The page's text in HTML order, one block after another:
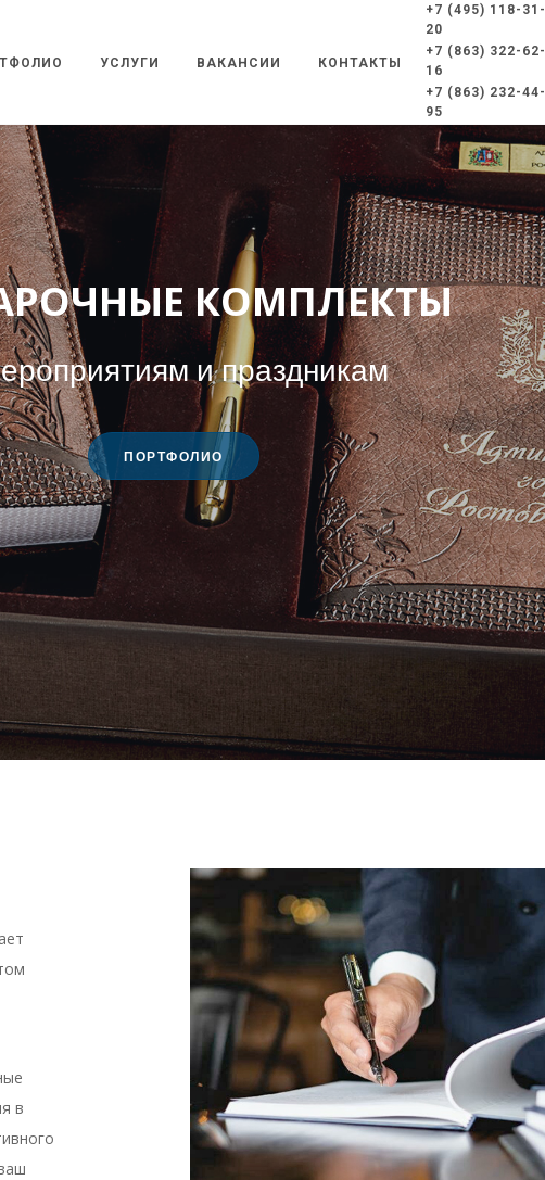
УСЛУГИ ВАКАНСИИ КОНТАКТЫ
+7 (495) 118-31-
20
+7 (863) 322-62-
16
+7 (863) 232-44-
95
ПОЛИГРАФИЯ
для вашего имиджа
ПОРТФОЛИО
в
Предыдущий